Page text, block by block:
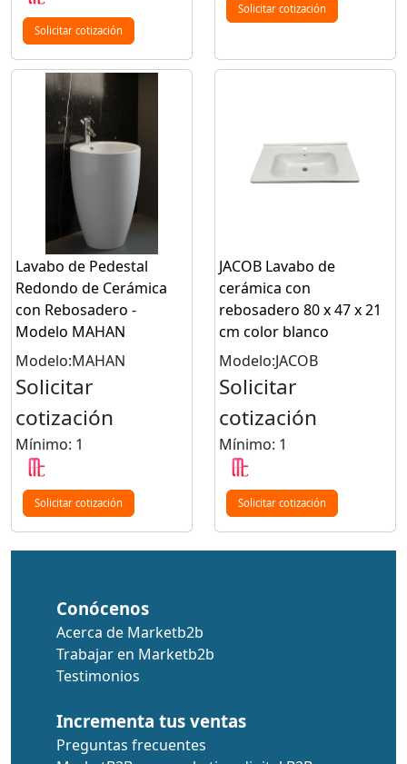
Solicitar cotización
Solicitar cotización
Lavabo de Pedestal
Redondo de Cerámica
con Rebosadero -
Modelo MAHAN
Modelo:MAHAN
Solicitar
cotización
Mínimo: 1
Solicitar cotización
JACOB Lavabo de
cerámica con
rebosadero 80 x 47 x 21
cm color blanco
Modelo:JACOB
Solicitar
cotización
Mínimo: 1
Solicitar cotización
Conócenos
Acerca de Marketb2b
Trabajar en Marketb2b
Testimonios
Incrementa tus ventas
Preguntas frecuentes